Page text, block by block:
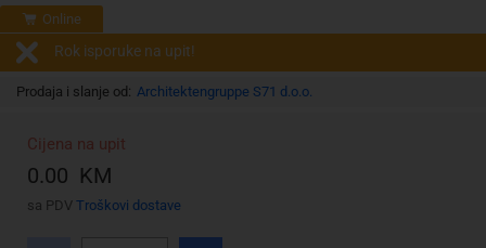
Online
Rok isporuke na upit!
Prodaja i slanje od: Architektengruppe S71 d.o.o.
Cijena na upit
0.00 KM
sa PDV Troškovi dostave